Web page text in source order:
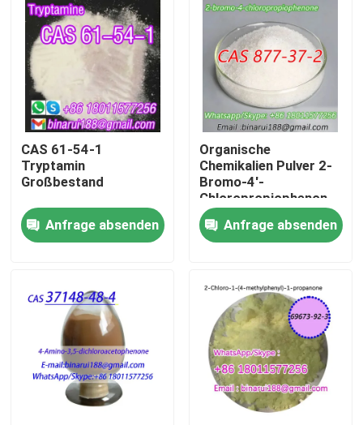
Produkte
Videos
Über uns
Werksbesichtigung
Qualitätskontrolle
Tägliche chemische Rohstoffe
Anorganische Chemikalien-Rohstoff
CAS 61-54-1
Tryptamin
Großbestand
Anfrage absenden
Organische
Chemikalien Pulver 2-
Bromo-4'-
Chloropropiophenon
Cas 877-37-2 2-
Bromo-1- ((4-
Chlorophenyl) Propan-
Anfrage absenden